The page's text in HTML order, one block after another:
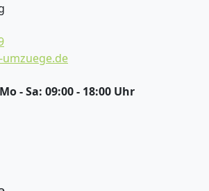
Mo - Sa: 09:00 - 18:00 Uhr